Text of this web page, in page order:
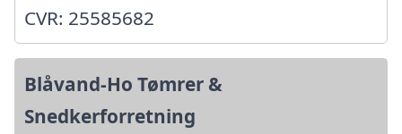
CVR: 25585682
Blåvand-Ho Tømrer &
Snedkerforretning